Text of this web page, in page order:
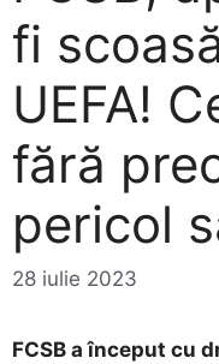
fi
UEFA!
fără
pericol
28 iulie 2023
FCSB a început cu